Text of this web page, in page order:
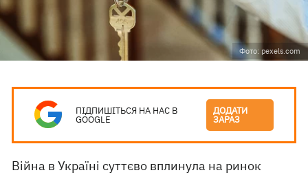
Фото: pexels.com
ПІДПИШІТЬСЯ НА НАС В
GOOGLE
ДОДАТИ
ЗАРАЗ
Війна в Україні суттєво вплинула на ринок